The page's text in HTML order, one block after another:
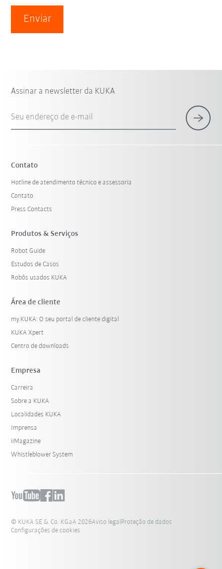
Enviar
Assinar a newsletter da KUKA
Seu endereço de e-mail
Contato
Hotline de atendimento técnico e assessoria
Contato
Press Contacts
Produtos & Serviços
Robot Guide
Estudos de Casos
Robôs usados KUKA
Área de cliente
my.KUKA: O seu portal de cliente digital
KUKA Xpert
Centro de downloads
Empresa
Carreira
Sobre a KUKA
Localidades KUKA
Imprensa
iiMagazine
Whistleblower System
© KUKA SE & Co. KGaA 2026Aviso legalProteção de dados
Configurações de cookies